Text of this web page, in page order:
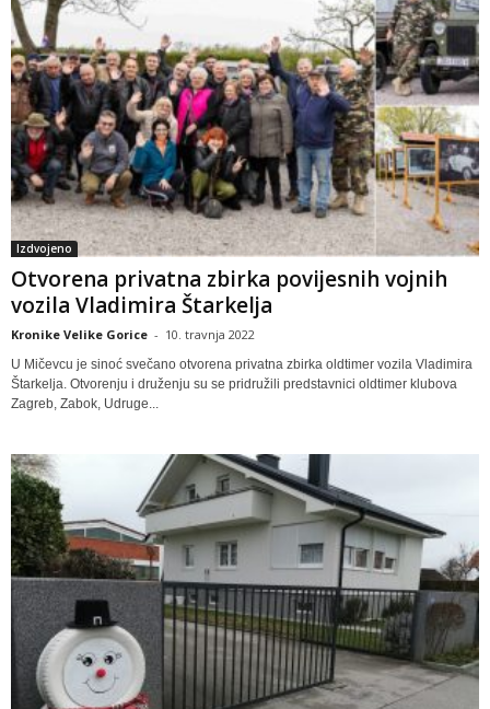
Izdvojeno
Otvorena privatna zbirka povijesnih vojnih
vozila Vladimira Štarkelja
Kronike Velike Gorice - 10. travnja 2022
U Mičevcu je sinoć svečano otvorena privatna zbirka oldtimer vozila Vladimira
Štarkelja. Otvorenju i druženju su se pridružili predstavnici oldtimer klubova
Zagreb, Zabok, Udruge...